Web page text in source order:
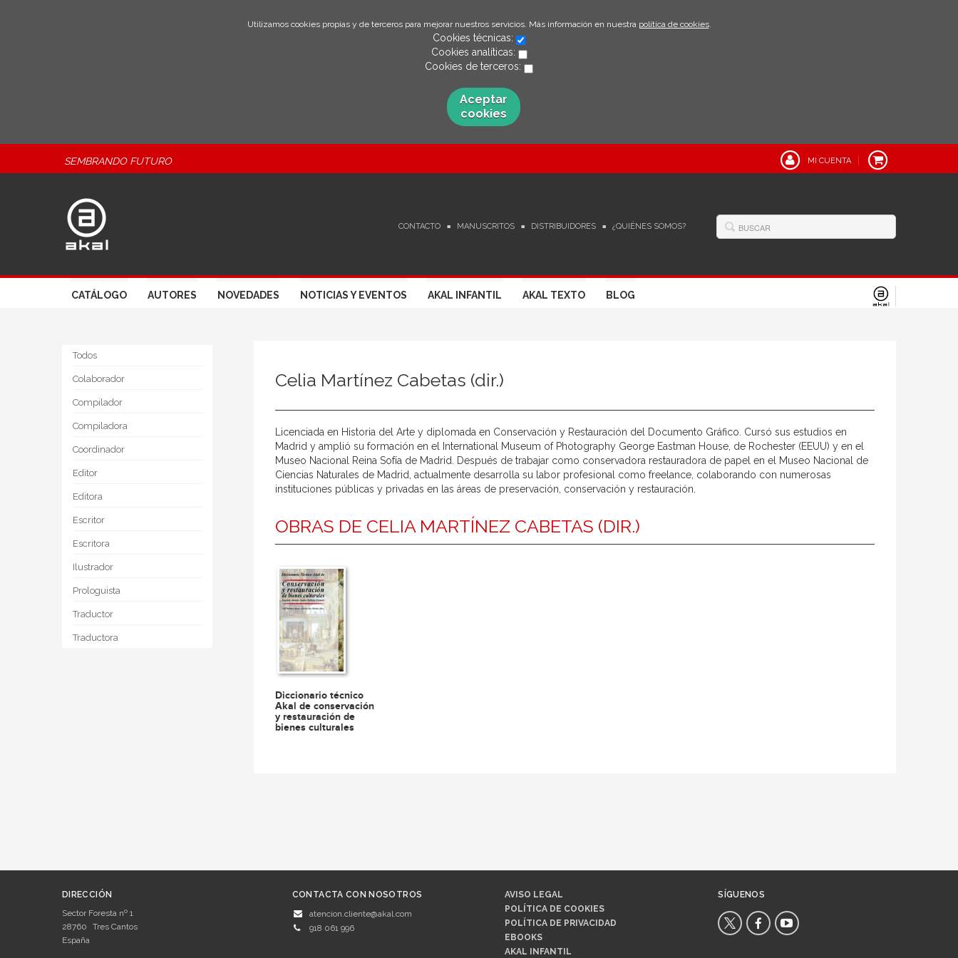
Utilizamos cookies propias y de terceros para mejorar nuestros servicios. Más información en nuestra política de cookies.
Cookies técnicas:
Cookies analíticas:
Cookies de terceros:
Aceptar
cookies
SEMBRANDO FUTURO MI CUENTA
CONTACTO MANUSCRITOS DISTRIBUIDORES ¿QUIÉNES SOMOS?
CATÁLOGO AUTORES NOVEDADES NOTICIAS Y EVENTOS AKAL INFANTIL AKAL TEXTO BLOG
Todos
Colaborador
Compilador
Compiladora
Coordinador
Editor
Editora
Escritor
Escritora
Ilustrador
Prologuista
Traductor
Traductora
Celia Martínez Cabetas (dir.)
Licenciada en Historia del Arte y diplomada en Conservación y Restauración del Documento Gráfico. Cursó sus estudios en
Madrid y amplió su formación en el International Museum of Photography George Eastman House, de Rochester (EEUU) y en el
Museo Nacional Reina Sofía de Madrid. Después de trabajar como conservadora restauradora de papel en el Museo Nacional de
Ciencias Naturales de Madrid, actualmente desarrolla su labor profesional como freelance, colaborando con numerosas
instituciones públicas y privadas en las áreas de preservación, conservación y restauración.
OBRAS DE CELIA MARTÍNEZ CABETAS (DIR.)
Diccionario técnico
Akal de conservación
y restauración de
bienes culturales
DIRECCIÓN
Sector Foresta nº 1
28760
Tres Cantos
España
CONTACTA CON NOSOTROS
atencion.cliente@akal.com
918 061 996
AVISO LEGAL
POLÍTICA DE COOKIES
POLÍTICA DE PRIVACIDAD
EBOOKS
AKAL INFANTIL
SÍGUENOS